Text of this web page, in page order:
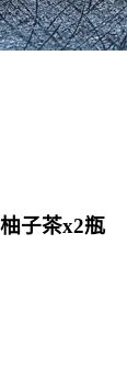
子茶x2瓶